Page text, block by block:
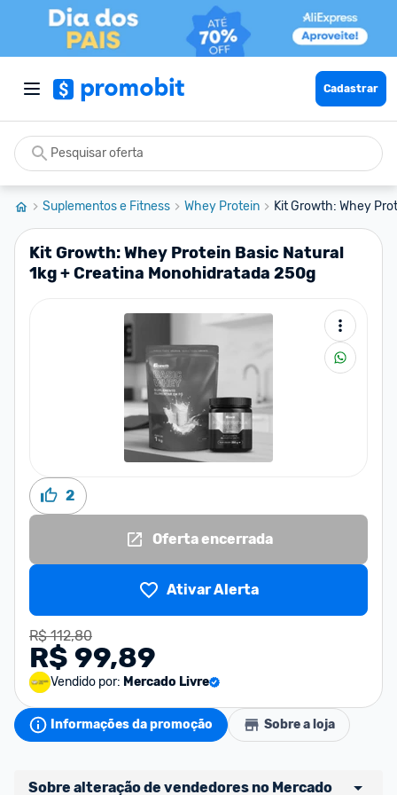
Cadastrar
Suplementos e Fitness Whey Protein Kit Growth: Whey
Kit Growth: Whey Protein Basic Natural
1kg + Creatina Monohidratada 250g
2
Oferta encerrada
Ativar Alerta
R$ 112,80
R$ 99,89
Vendido por: Mercado Livre
Informações da promoção Sobre a loja
Sobre alteração de vendedores no Mercado